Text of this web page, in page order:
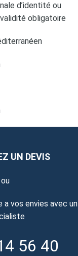
d’identité ou
obligatoire
UN DEVIS
ou
vos envies avec un
56 40